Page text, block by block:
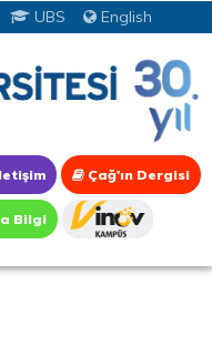
UBS English
Çağ'ın Dergisi
Bilgi